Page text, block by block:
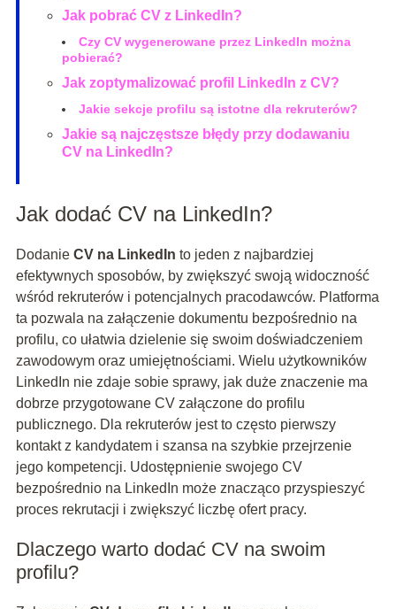
Jak pobrać CV z LinkedIn?
Czy CV wygenerowane przez LinkedIn można
pobierać?
Jak zoptymalizować profil LinkedIn z CV?
Jakie sekcje profilu są istotne dla rekruterów?
Jakie są najczęstsze błędy przy dodawaniu
CV na LinkedIn?
Jak dodać CV na LinkedIn?
Dodanie CV na LinkedIn to jeden z najbardziej
efektywnych sposobów, by zwiększyć swoją widoczność
wśród rekruterów i potencjalnych pracodawców. Platforma
ta pozwala na załączenie dokumentu bezpośrednio na
profilu, co ułatwia dzielenie się swoim doświadczeniem
zawodowym oraz umiejętnościami. Wielu użytkowników
LinkedIn nie zdaje sobie sprawy, jak duże znaczenie ma
dobrze przygotowane CV załączone do profilu
publicznego. Dla rekruterów jest to często pierwszy
kontakt z kandydatem i szansa na szybkie przejrzenie
jego kompetencji. Udostępnienie swojego CV
bezpośrednio na LinkedIn może znacząco przyspieszyć
proces rekrutacji i zwiększyć liczbę ofert pracy.
Dlaczego warto dodać CV na swoim
profilu?